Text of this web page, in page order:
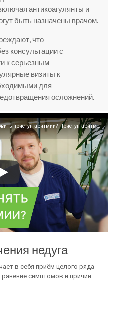
антикоагулянты и
быть назначены врачом.
что
консультации с
к серьезным
визиты к
для
осложнений.
☝ Совет кардиолога: как быстро остановить приступ аритмии? Приступ аритмии как остановить. 18+
недуга
в себя приём целого ряда
симптомов и причин